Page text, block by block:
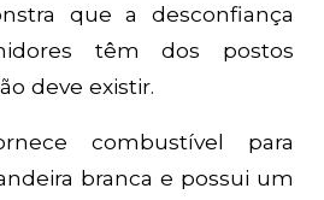
que a desconfiança
têm dos postos
deve existir.
combustível para
branca e possui um